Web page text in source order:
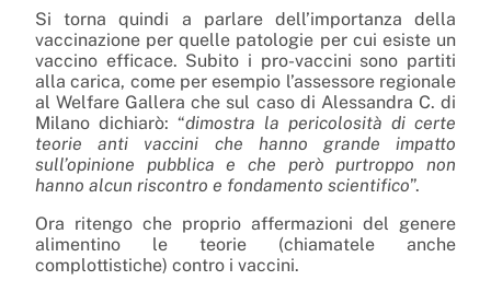
Si torna quindi a parlare dell’importanza della
vaccinazione per quelle patologie per cui esiste un
vaccino efficace. Subito i pro-vaccini sono partiti
alla carica, come per esempio l’assessore regionale
al Welfare Gallera che sul caso di Alessandra C. di
Milano dichiarò: “dimostra la pericolosità di certe
teorie anti vaccini che hanno grande impatto
sull’opinione pubblica e che però purtroppo non
hanno alcun riscontro e fondamento scientifico”.
Ora ritengo che proprio affermazioni del genere
alimentino le teorie (chiamatele anche
complottistiche) contro i vaccini.